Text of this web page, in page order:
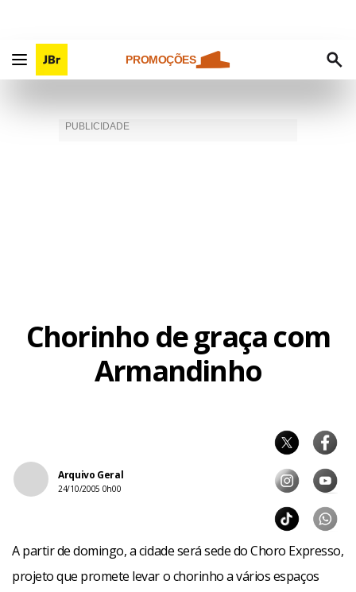
PROMOÇÕES
Chorinho de graça com
Armandinho
Arquivo Geral
24/10/2005 0h00
A partir de domingo, a cidade será sede do Choro Expresso,
projeto que promete levar o chorinho a vários espaços